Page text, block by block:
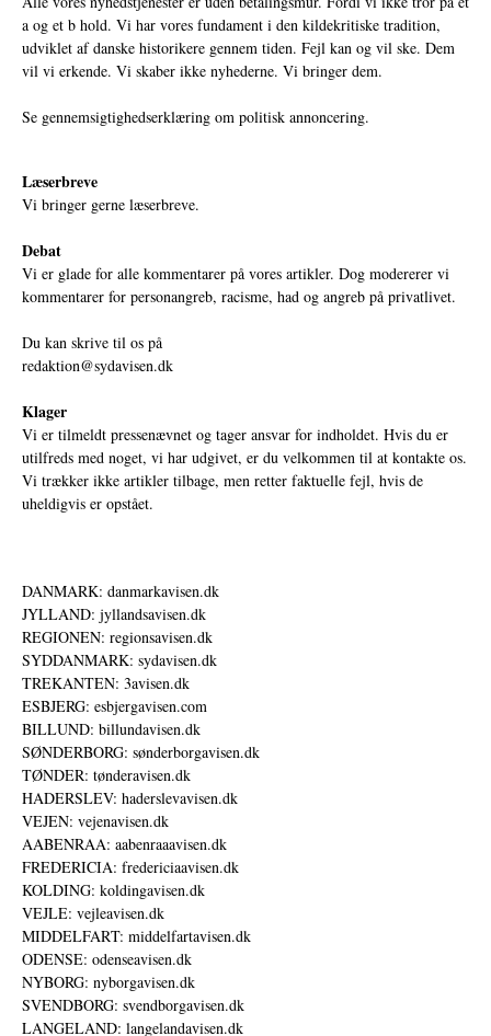
a og et b hold. Vi har vores fundament i den kildekritiske tradition,
udviklet af danske historikere gennem tiden. Fejl kan og vil ske. Dem
vil vi erkende. Vi skaber ikke nyhederne. Vi bringer dem.
Se gennemsigtighedserklæring om politisk annoncering.
Læserbreve
Vi bringer gerne læserbreve.
Debat
Vi er glade for alle kommentarer på vores artikler. Dog modererer vi
kommentarer for personangreb, racisme, had og angreb på privatlivet.
Du kan skrive til os på
redaktion@sydavisen.dk
Klager
Vi er tilmeldt pressenævnet og tager ansvar for indholdet. Hvis du er
utilfreds med noget, vi har udgivet, er du velkommen til at kontakte os.
Vi trækker ikke artikler tilbage, men retter faktuelle fejl, hvis de
uheldigvis er opstået.
DANMARK: danmarkavisen.dk
JYLLAND: jyllandsavisen.dk
REGIONEN: regionsavisen.dk
SYDDANMARK: sydavisen.dk
TREKANTEN: 3avisen.dk
ESBJERG: esbjergavisen.com
BILLUND: billundavisen.dk
SØNDERBORG: sønderborgavisen.dk
TØNDER: tønderavisen.dk
HADERSLEV: haderslevavisen.dk
VEJEN: vejenavisen.dk
AABENRAA: aabenraaavisen.dk
FREDERICIA: fredericiaavisen.dk
KOLDING: koldingavisen.dk
VEJLE: vejleavisen.dk
MIDDELFART: middelfartavisen.dk
ODENSE: odenseavisen.dk
NYBORG: nyborgavisen.dk
SVENDBORG: svendborgavisen.dk
LANGELAND: langelandavisen.dk